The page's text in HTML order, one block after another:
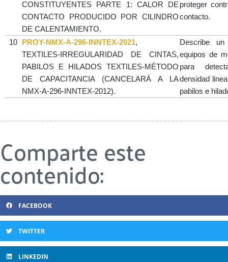
CONSTITUYENTES PARTE 1: CALOR DE
CONTACTO PRODUCIDO POR CILINDRO
DE CALENTAMIENTO.
proteger
contacto.
10 PROY-NMX-A-296-INNTEX-2021,
TEXTILES-IRREGULARIDAD DE CINTAS,
PABILOS E HILADOS TEXTILES-MÉTODO
DE CAPACITANCIA (CANCELARÁ A LA
NMX-A-296-INNTEX-2012).
Describe
equipos de
para
densidad
pabilos e
Comparte este
contenido:
FACEBOOK
TWITTER
LINKEDIN